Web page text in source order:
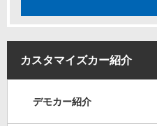
カスタマイズカー紹介
デモカー紹介